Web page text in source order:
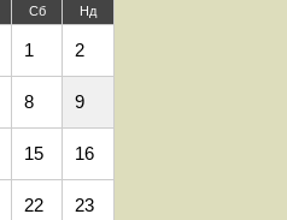
Сб Нд
1 2
8 9
15 16
22 23